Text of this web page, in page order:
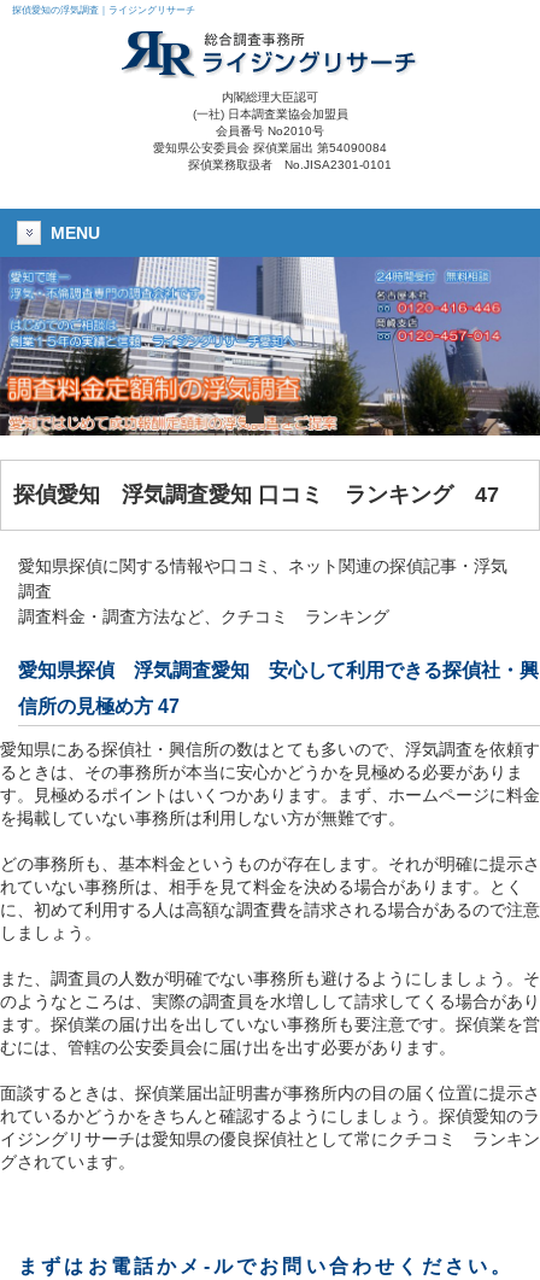
探偵愛知の浮気調査｜ライジングリサーチ
内閣総理大臣認可
(一社) 日本調査業協会加盟員
会員番号 No2010号
愛知県公安委員会 探偵業届出 第54090084
探偵業務取扱者 No.JISA2301-0101
MENU
探偵愛知 浮気調査愛知 口コミ ランキング 47
愛知県探偵に関する情報や口コミ、ネット関連の探偵記事・浮気
調査
調査料金・調査方法など、クチコミ ランキング
愛知県探偵 浮気調査愛知 安心して利用できる探偵社・興
信所の見極め方 47
愛知県にある探偵社・興信所の数はとても多いので、浮気調査を依頼す
るときは、その事務所が本当に安心かどうかを見極める必要がありま
す。見極めるポイントはいくつかあります。まず、ホームページに料金
を掲載していない事務所は利用しない方が無難です。
どの事務所も、基本料金というものが存在します。それが明確に提示さ
れていない事務所は、相手を見て料金を決める場合があります。とく
に、初めて利用する人は高額な調査費を請求される場合があるので注意
しましょう。
また、調査員の人数が明確でない事務所も避けるようにしましょう。そ
のようなところは、実際の調査員を水増しして請求してくる場合があり
ます。探偵業の届け出を出していない事務所も要注意です。探偵業を営
むには、管轄の公安委員会に届け出を出す必要があります。
面談するときは、探偵業届出証明書が事務所内の目の届く位置に提示さ
れているかどうかをきちんと確認するようにしましょう。探偵愛知のラ
イジングリサーチは愛知県の優良探偵社として常にクチコミ ランキン
グされています。
まずはお電話かメ-ルでお問い合わせください。